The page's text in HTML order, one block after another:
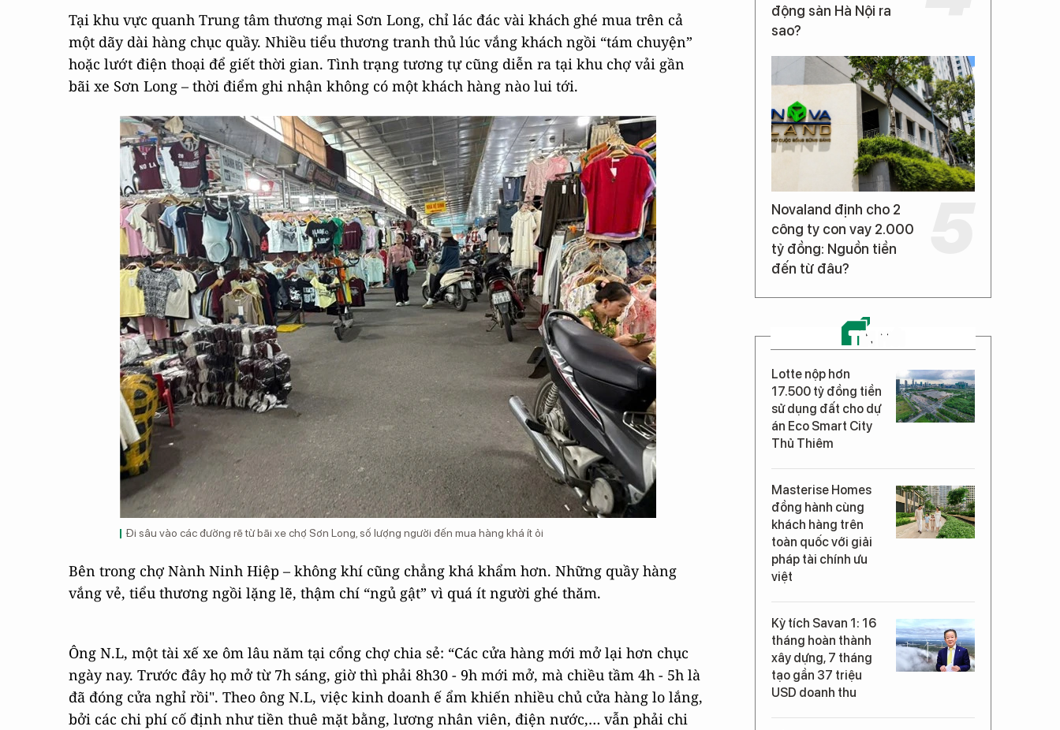
Tại khu vực quanh Trung tâm thương mại Sơn Long, chỉ lác đác vài khách ghé mua trên cả
một dãy dài hàng chục quầy. Nhiều tiểu thương tranh thủ lúc vắng khách ngồi “tám chuyện”
hoặc lướt điện thoại để giết thời gian. Tình trạng tương tự cũng diễn ra tại khu chợ vải gần
bãi xe Sơn Long – thời điểm ghi nhận không có một khách hàng nào lui tới.
Đi sâu vào các đường rẽ từ bãi xe chợ Sơn Long, số lượng người đến mua hàng khá ít ỏi
Bên trong chợ Nành Ninh Hiệp – không khí cũng chẳng khá khẩm hơn. Những quầy hàng
vắng vẻ, tiểu thương ngồi lặng lẽ, thậm chí “ngủ gật” vì quá ít người ghé thăm.
Ông N.L, một tài xế xe ôm lâu năm tại cổng chợ chia sẻ: “Các cửa hàng mới mở lại hơn chục
ngày nay. Trước đây họ mở từ 7h sáng, giờ thì phải 8h30 - 9h mới mở, mà chiều tầm 4h - 5h là
đã đóng cửa nghỉ rồi". Theo ông N.L, việc kinh doanh ế ẩm khiến nhiều chủ cửa hàng lo lắng,
bởi các chi phí cố định như tiền thuê mặt bằng, lương nhân viên, điện nước,… vẫn phải chi
động sản Hà Nội ra
sao?
Novaland định cho 2
công ty con vay 2.000
tỷ đồng: Nguồn tiền
đến từ đâu?
TIN MỚI
Lotte nộp hơn
17.500 tỷ đồng tiền
sử dụng đất cho dự
án Eco Smart City
Thủ Thiêm
Masterise Homes
đồng hành cùng
khách hàng trên
toàn quốc với giải
pháp tài chính ưu
việt
Kỳ tích Savan 1: 16
tháng hoàn thành
xây dựng, 7 tháng
tạo gần 37 triệu
USD doanh thu